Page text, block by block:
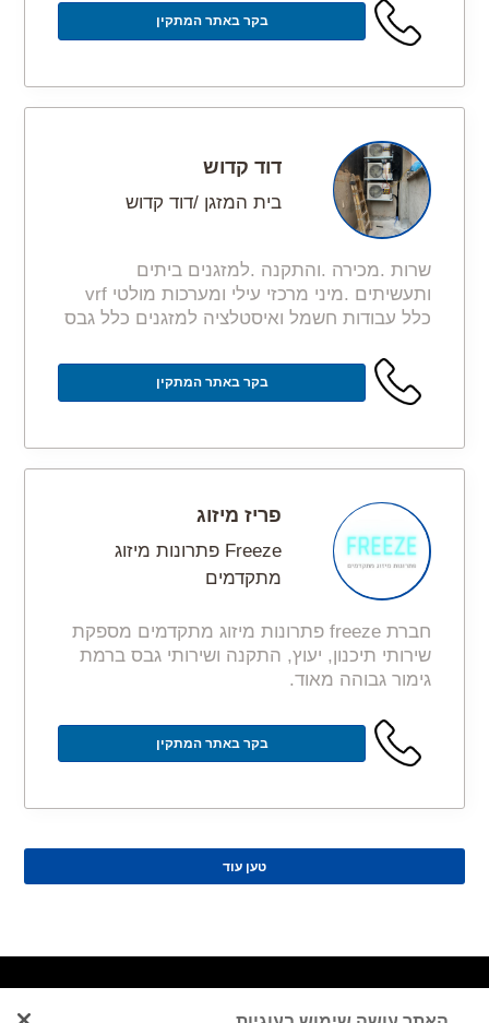
בקר באתר המתקין
דוד קדוש
בית המזגן /דוד קדוש
שרות .מכירה .והתקנה .למזגנים ביתים
ותעשיתים .מיני מרכזי עילי ומערכות מולטי vrf
כלל עבודות חשמל ואיסטלציה למזגנים כלל גבס
בקר באתר המתקין
פריז מיזוג
Freeze פתרונות מיזוג
מתקדמים
חברת freeze פתרונות מיזוג מתקדמים מספקת
שירותי תיכנון, יעוץ, התקנה ושירותי גבס ברמת
גימור גבוהה מאוד.
בקר באתר המתקין
טען עוד
ניווט מהיר
נותני
מאמרי